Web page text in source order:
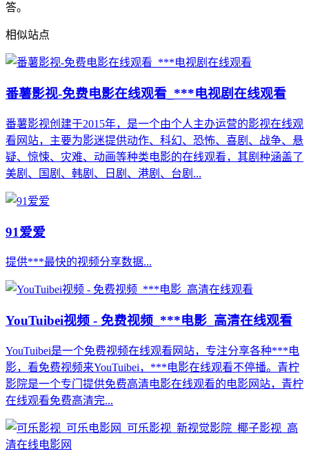
答。
相似站点
番薯影视-免费电影在线观看_***电视剧在线观看
番薯影视创建于2015年，是一个由个人主办运营的影视在线观
看网站，主要为影迷提供动作、科幻、恐怖、喜剧、战争、悬
疑、惊悚、灾难、动画等种类电影的在线观看，其剧种涵盖了
美剧、国剧、韩剧、日剧、港剧、台剧...
91爱爱
提供***最快的视频分享数据...
YouTuibei视频 - 免费视频_***电影_高清在线观看
YouTuibei是一个免费视频在线观看网站，专注分享各种***电
影，看免费视频来YouTuibei，***电影在线观看不停播。青柠
影院是一个专门提供免费高清电影在线观看的电影网站，青柠
在线观看免费高清完...